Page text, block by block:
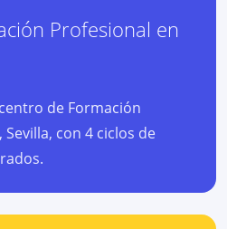
Profesional en
de Formación
con 4 ciclos de